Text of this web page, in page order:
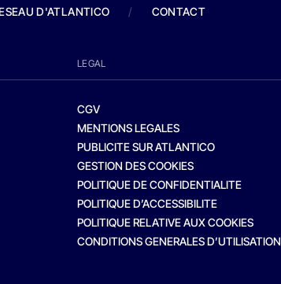
D'ATLANTICO / CONTACT
LEGAL
CGV
MENTIONS LEGALES
PUBLICITE SUR ATLANTICO
GESTION DES COOKIES
POLITIQUE DE CONFIDENTIALITE
POLITIQUE D’ACCESSIBILITE
POLITIQUE RELATIVE AUX COOKIES
CONDITIONS GENERALES D’UTILISATION